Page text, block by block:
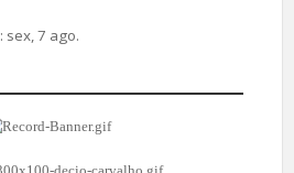
: sex, 7 ago.